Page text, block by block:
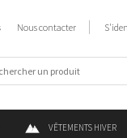
VÊTEMENTS HIVER
Nous contacter